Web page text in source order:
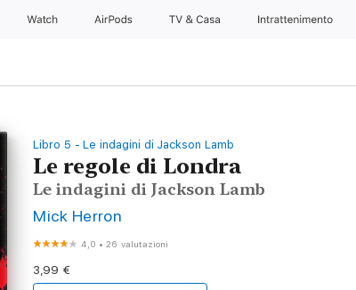
Watch AirPods TV & Casa Intrattenimento
Libro 5 - Le indagini di Jackson Lamb
Le regole di Londra
Le indagini di Jackson Lamb
Mick Herron
4,0 •26 valutazioni
3,99 €